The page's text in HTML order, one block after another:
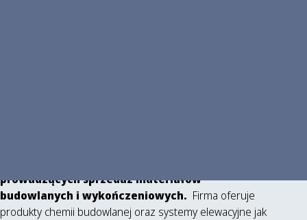
prowadzących sprzedaż materiałów
budowlanych i wykończeniowych. Firma oferuje
produkty chemii budowlanej oraz systemy elewacyjne jak